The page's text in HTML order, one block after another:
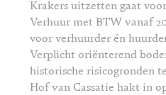
Krakers uitzetten gaat
Verhuur met BTW vanaf
voor verhuurder én
Verplicht oriënterend
historische risicogronden
Hof van Cassatie hakt in